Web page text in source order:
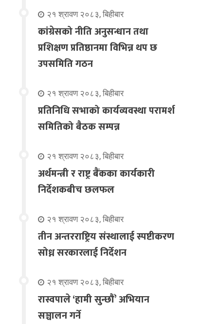
२१ श्रावण २०८३, बिहीबार
कांग्रेसको नीति अनुसन्धान तथा
प्रशिक्षण प्रतिष्ठानमा विभिन्न थप छ
उपसमिति गठन
२१ श्रावण २०८३, बिहीबार
प्रतिनिधि सभाको कार्यव्यवस्था परामर्श
समितिको बैठक सम्पन्न
२१ श्रावण २०८३, बिहीबार
अर्थमन्त्री र राष्ट्र बैंकका कार्यकारी
निर्देशकबीच छलफल
२१ श्रावण २०८३, बिहीबार
तीन अन्तरराष्ट्रिय संस्थालाई स्पष्टीकरण
सोध्न सरकारलाई निर्देशन
२१ श्रावण २०८३, बिहीबार
रास्वपाले ‘हामी सुन्छौँ’ अभियान
सञ्चालन गर्ने